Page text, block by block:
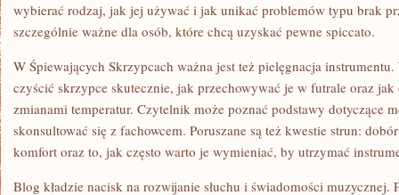
wybierać rodzaj, jak jej używać i jak unikać problemów typu brak
szczególnie ważne dla osób, które chcą uzyskać pewne spiccato.
W Śpiewających Skrzypcach ważna jest też pielęgnacja
czyścić skrzypce skutecznie, jak przechowywać je w futrale oraz jak
zmianami temperatur. Czytelnik może poznać podstawy dotyczące
skonsultować się z fachowcem. Poruszane są też kwestie strun:
komfort oraz to, jak często warto je wymieniać, by utrzymać
Blog kładzie nacisk na rozwijanie słuchu i świadomości muzycznej.